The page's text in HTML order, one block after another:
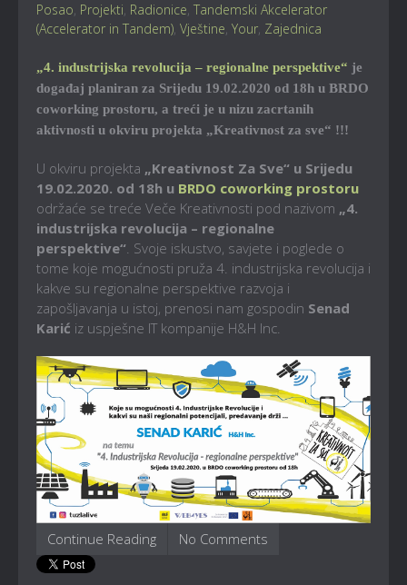
Posao, Projekti, Radionice, Tandemski Akcelerator
(Accelerator in Tandem), Vještine, Your, Zajednica
„4. industrijska revolucija – regionalne perspektive“ je
događaj planiran za Srijedu 19.02.2020 od 18h u BRDO
coworking prostoru, a treći je u nizu zacrtanih
aktivnosti u okviru projekta „Kreativnost za sve“ !!!
U okviru projekta „Kreativnost Za Sve“ u Srijedu
19.02.2020. od 18h u BRDO coworking prostoru
održaće se treće Veče Kreativnosti pod nazivom „4.
industrijska revolucija – regionalne
perspektive“. Svoje iskustvo, savjete i poglede o
tome koje mogućnosti pruža 4. industrijska revolucija i
kakve su regionalne perspektive razvoja i
zapošljavanja u istoj, prenosi nam gospodin Senad
Karić iz uspješne IT kompanije H&H Inc.
Continue Reading No Comments